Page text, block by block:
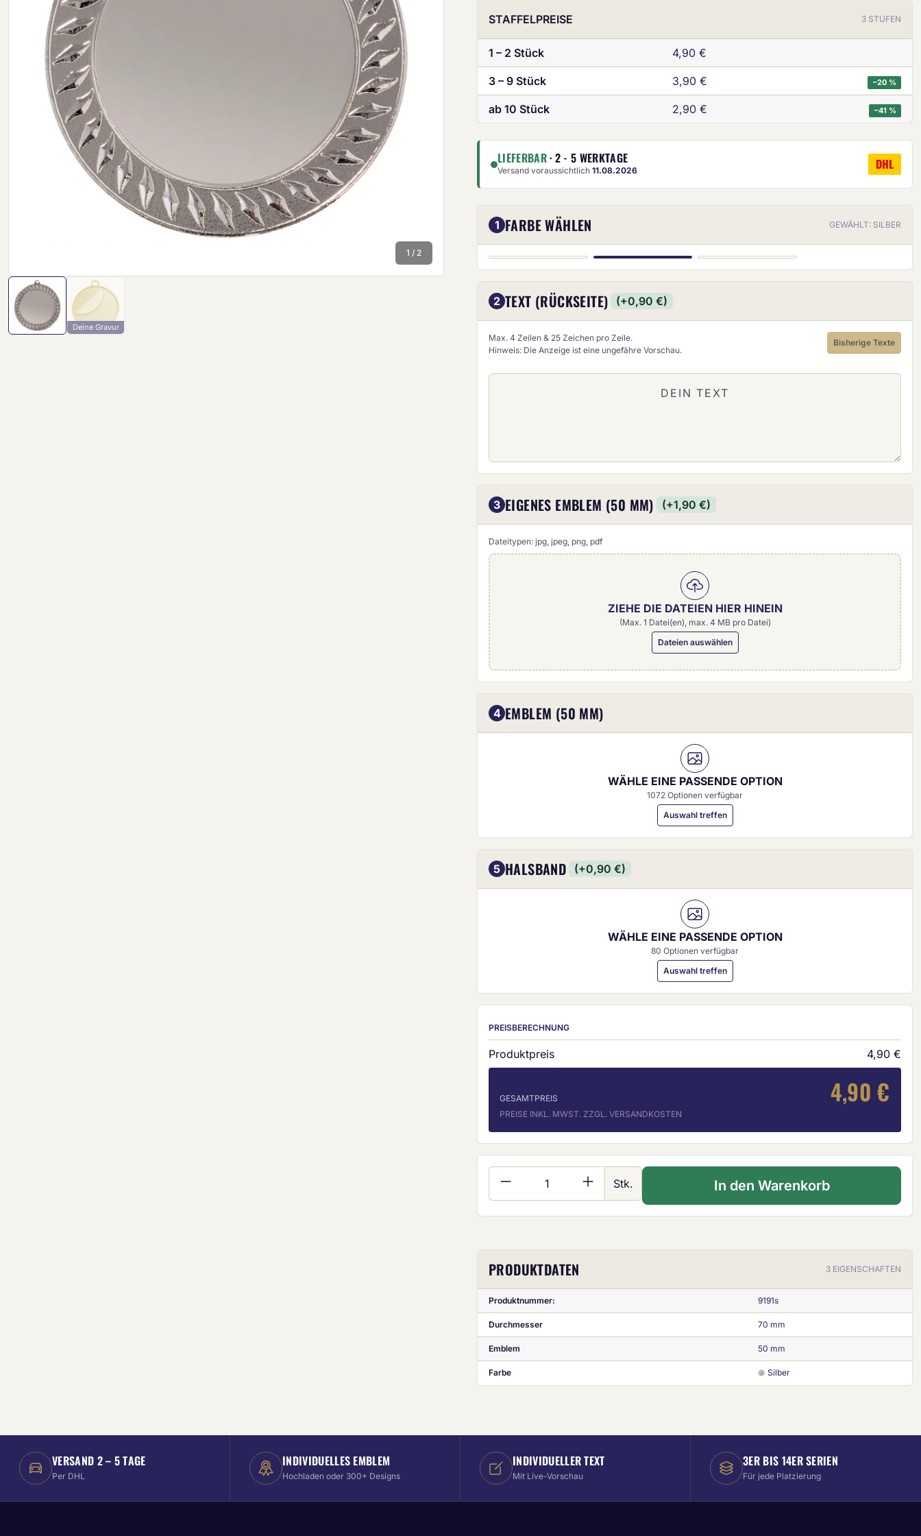
1 / 2
Deine Gravur
STAFFELPREISE 3 STUFEN
1 – 2 Stück 4,90 €
3 – 9 Stück 3,90 € −20 %
ab 10 Stück 2,90 € −41 %
LIEFERBAR· 2 - 5 WERKTAGE
Versand voraussichtlich 11.08.2026 DHL
1 FARBE WÄHLEN GEWÄHLT: SILBER
GOLD SILBER BRONZE
2 TEXT (RÜCKSEITE) (+0,90 €)
Max. 4 Zeilen & 25 Zeichen pro Zeile.
Hinweis: Die Anzeige ist eine ungefähre Vorschau.
Bisherige Texte
3 EIGENES EMBLEM (50 MM) (+1,90 €)
Dateitypen: jpg, jpeg, png, pdf
ZIEHE DIE DATEIEN HIER HINEIN
(Max. 1 Datei(en), max. 4 MB pro Datei)
Dateien auswählen
4 EMBLEM (50 MM)
WÄHLE EINE PASSENDE OPTION
1072 Optionen verfügbar
Auswahl treffen
5 HALSBAND (+0,90 €)
WÄHLE EINE PASSENDE OPTION
80 Optionen verfügbar
Auswahl treffen
PREISBERECHNUNG
Produktpreis 4,90 €
GESAMTPREIS 4,90 €
PREISE INKL. MWST. ZZGL. VERSANDKOSTEN
Produkt Anzahl: Gib den gewünschten Wert ein oder
Stk. In den Warenkorb
PRODUKTDATEN 3 EIGENSCHAFTEN
Produktnummer: 9191s
Durchmesser 70 mm
Emblem 50 mm
Farbe Silber
VERSAND 2 – 5 TAGE
Per DHL
INDIVIDUELLES EMBLEM
Hochladen oder 300+ Designs
INDIVIDUELLER TEXT
Mit Live-Vorschau
3ER BIS 14ER SERIEN
Für jede Platzierung